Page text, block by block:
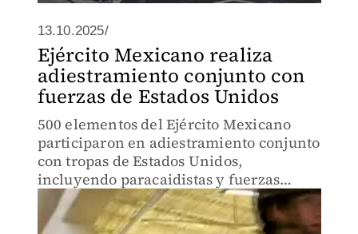
13.10.2025/
Ejército Mexicano realiza
adiestramiento conjunto con
fuerzas de Estados Unidos
500 elementos del Ejército Mexicano
participaron en adiestramiento conjunto
con tropas de Estados Unidos,
incluyendo paracaidistas y fuerzas
especiales.